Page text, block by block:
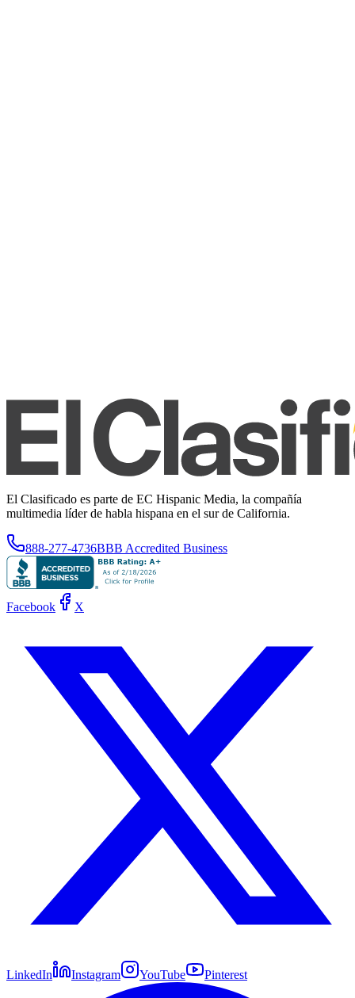
El Clasificado es parte de EC Hispanic Media, la compañía
multimedia líder de habla hispana en el sur de California.
888-277-4736BBB Accredited Business
Facebook X
LinkedIn Instagram YouTube Pinterest